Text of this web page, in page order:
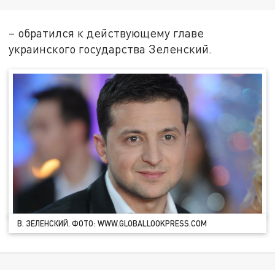
– обратился к действующему главе
украинского государства Зеленский.
В. ЗЕЛЕНСКИЙ. ФОТО: WWW.GLOBALLOOKPRESS.COM